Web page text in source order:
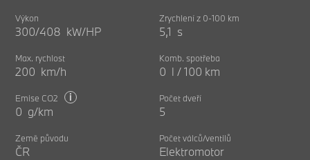
Výkon
300/408 kW/HP
Zrychlení z 0-100 km
5,1 s
Max. rychlost
200 km/h
Komb. spotřeba
0 l / 100 km
Emise CO2 i
0 g/km
Počet dveří
5
Země původu
ČR
Počet válců/ventilů
Elektromotor